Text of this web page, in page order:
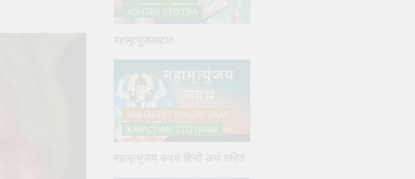
सूर्य देव को अर्घ्य देने के नियम और विधि : 70 सूर्य अर्घ्य मंत्र संस्कृत में
ASHTAK STOTRA
महामृत्युंजयष्टक
MAHAMRITYUNJAY JAAP
KAVACHAM STOTRAM
महामृत्युंजय कवच हिन्दी अर्थ सहित